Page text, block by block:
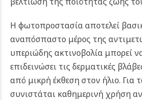
Η φωτοπροστασία αποτελεί
αναπόσπαστο μέρος της
υπεριώδης ακτινοβολία μπορεί
επιδεινώσει τις δερματικές
από μικρή έκθεση στον ήλιο. Για
συνιστάται καθημερινή χρήση